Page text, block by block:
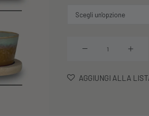
Reactive
AGGIUNGI ALLA